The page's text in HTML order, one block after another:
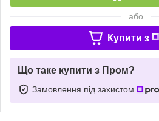
або
Купити з
Що таке купити з Пром?
Замовлення під захистом